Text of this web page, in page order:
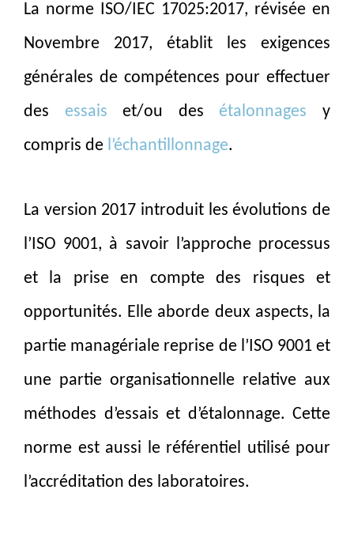
La norme ISO/IEC 17025:2017, révisée en
Novembre 2017, établit les exigences
générales de compétences pour effectuer
des essais et/ou des étalonnages y
compris de l’échantillonnage.
La version 2017 introduit les évolutions de
l’ISO 9001, à savoir l’approche processus
et la prise en compte des risques et
opportunités. Elle aborde deux aspects, la
partie managériale reprise de l’ISO 9001 et
une partie organisationnelle relative aux
méthodes d’essais et d’étalonnage. Cette
norme est aussi le référentiel utilisé pour
l’accréditation des laboratoires.